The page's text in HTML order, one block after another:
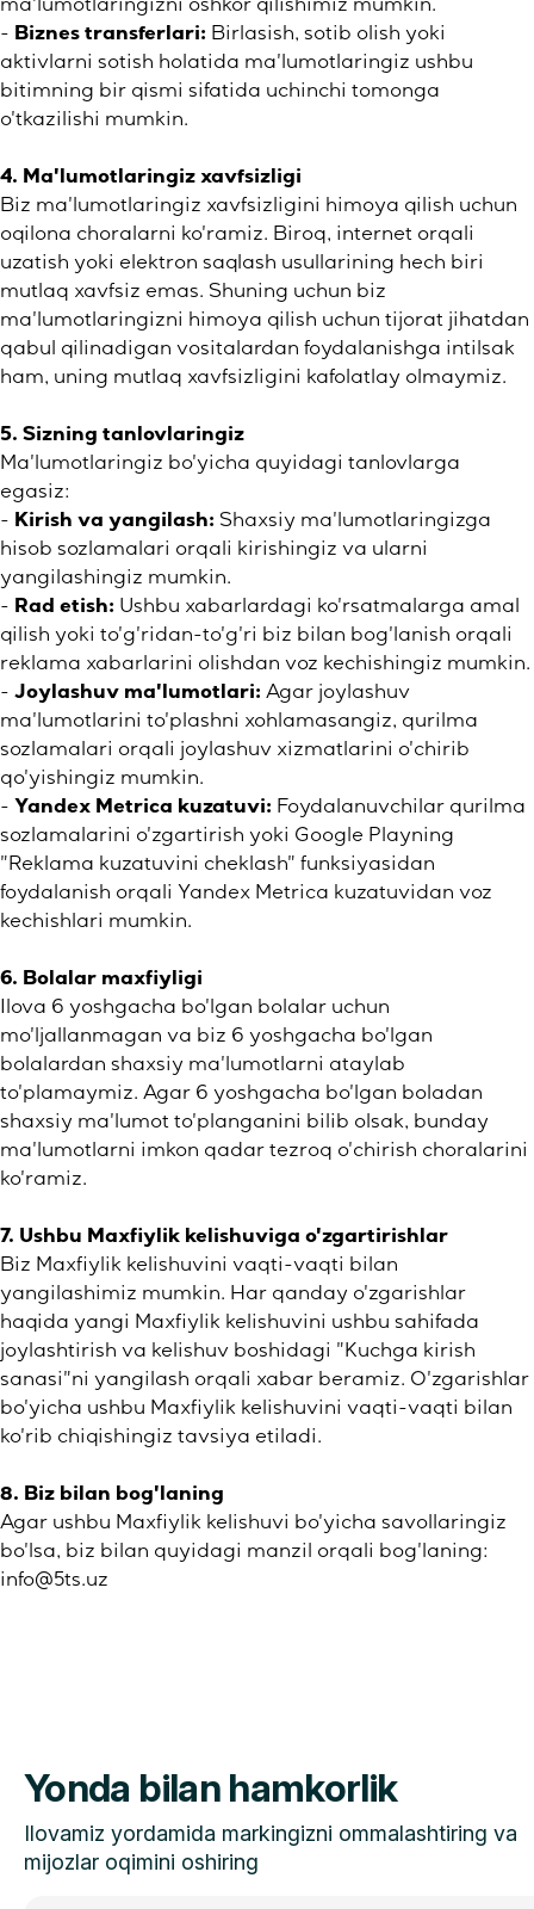
ma'lumotlaringizni oshkor qilishimiz mumkin.
- Biznes transferlari: Birlasish, sotib olish yoki
aktivlarni sotish holatida ma'lumotlaringiz ushbu
bitimning bir qismi sifatida uchinchi tomonga
o'tkazilishi mumkin.
4. Ma'lumotlaringiz xavfsizligi
Biz ma'lumotlaringiz xavfsizligini himoya qilish uchun
oqilona choralarni ko'ramiz. Biroq, internet orqali
uzatish yoki elektron saqlash usullarining hech biri
mutlaq xavfsiz emas. Shuning uchun biz
ma'lumotlaringizni himoya qilish uchun tijorat jihatdan
qabul qilinadigan vositalardan foydalanishga intilsak
ham, uning mutlaq xavfsizligini kafolatlay olmaymiz.
5. Sizning tanlovlaringiz
Ma'lumotlaringiz bo'yicha quyidagi tanlovlarga
egasiz:
- Kirish va yangilash: Shaxsiy ma'lumotlaringizga
hisob sozlamalari orqali kirishingiz va ularni
yangilashingiz mumkin.
- Rad etish: Ushbu xabarlardagi ko'rsatmalarga amal
qilish yoki to'g'ridan-to'g'ri biz bilan bog'lanish orqali
reklama xabarlarini olishdan voz kechishingiz mumkin.
- Joylashuv ma'lumotlari: Agar joylashuv
ma'lumotlarini to'plashni xohlamasangiz, qurilma
sozlamalari orqali joylashuv xizmatlarini o'chirib
qo'yishingiz mumkin.
- Yandex Metrica kuzatuvi: Foydalanuvchilar qurilma
sozlamalarini o'zgartirish yoki Google Playning
"Reklama kuzatuvini cheklash" funksiyasidan
foydalanish orqali Yandex Metrica kuzatuvidan voz
kechishlari mumkin.
6. Bolalar maxfiyligi
Ilova 6 yoshgacha bo'lgan bolalar uchun
mo'ljallanmagan va biz 6 yoshgacha bo'lgan
bolalardan shaxsiy ma'lumotlarni ataylab
to'plamaymiz. Agar 6 yoshgacha bo'lgan boladan
shaxsiy ma'lumot to'planganini bilib olsak, bunday
ma'lumotlarni imkon qadar tezroq o'chirish choralarini
ko'ramiz.
7. Ushbu Maxfiylik kelishuviga o'zgartirishlar
Biz Maxfiylik kelishuvini vaqti-vaqti bilan
yangilashimiz mumkin. Har qanday o'zgarishlar
haqida yangi Maxfiylik kelishuvini ushbu sahifada
joylashtirish va kelishuv boshidagi "Kuchga kirish
sanasi"ni yangilash orqali xabar beramiz. O'zgarishlar
bo'yicha ushbu Maxfiylik kelishuvini vaqti-vaqti bilan
ko'rib chiqishingiz tavsiya etiladi.
8. Biz bilan bog'laning
Agar ushbu Maxfiylik kelishuvi bo'yicha savollaringiz
bo'lsa, biz bilan quyidagi manzil orqali bog'laning:
info@5ts.uz
Yonda bilan hamkorlik
Ilovamiz yordamida markingizni ommalashtiring va
mijozlar oqimini oshiring